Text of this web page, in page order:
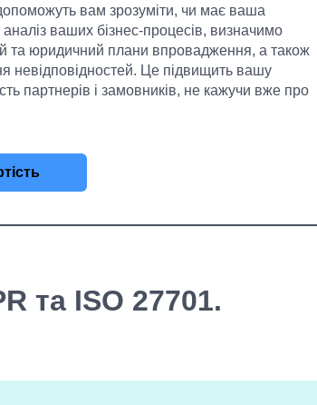
вам зрозуміти, чи має ваша
ваших бізнес-процесів, визначимо
та юридичний плани впровадження, а також
невідповідностей. Це підвищить вашу
партнерів і замовників, не кажучи вже про
та ISO 27701.